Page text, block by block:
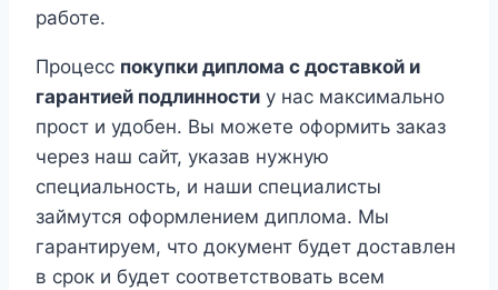
работе.
Процесс покупки диплома с доставкой и
гарантией подлинности у нас максимально
прост и удобен. Вы можете оформить заказ
через наш сайт, указав нужную
специальность, и наши специалисты
займутся оформлением диплома. Мы
гарантируем, что документ будет доставлен
в срок и будет соответствовать всем